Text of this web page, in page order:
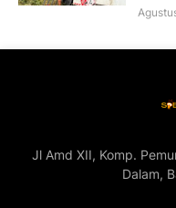
Jl Amd XII, Komp.
Dalam,